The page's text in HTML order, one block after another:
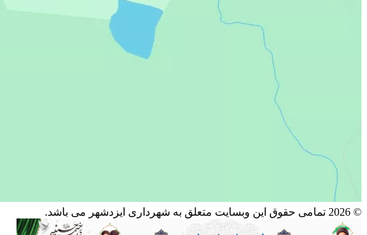
© 2026 تمامی حقوق این وبسایت متعلق به شهرداری ایزدشهر می باشد.